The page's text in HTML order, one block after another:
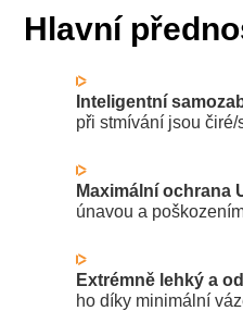
Hlavní
Inteligentní
při stmívání jsou
Maximální ochrana
únavou a
Extrémně lehký a
ho díky minimální